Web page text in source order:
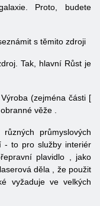
Proto, budete
s těmito zdroji
Tak, hlavní Růst je
Výroba (zejménačásti [
obranné věže
různých průmyslových
- to pro služby interiér
plavidlo
, jako
laserová děla , že použit
vyžaduje ve velkých